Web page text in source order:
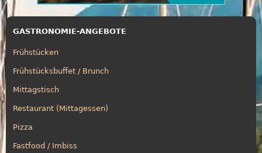
GASTRONOMIE-ANGEBOTE
Frühstücken
Frühstücksbuffet / Brunch
Mittagstisch
Restaurant (Mittagessen)
Pizza
Fastfood / Imbiss